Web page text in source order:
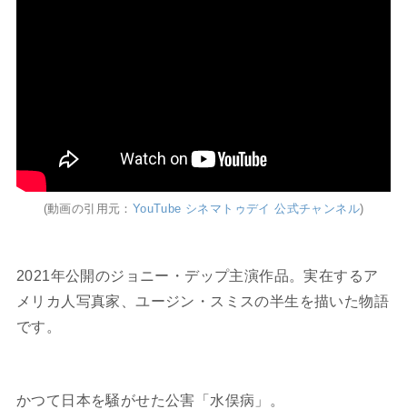
(動画の引用元： YouTube シネマトゥデイ 公式チャンネル)
2021年公開のジョニー・デップ主演作品。実在するア
メリカ人写真家、ユージン・スミスの半生を描いた物語
です。
かつて日本を騒がせた公害「水俣病」。